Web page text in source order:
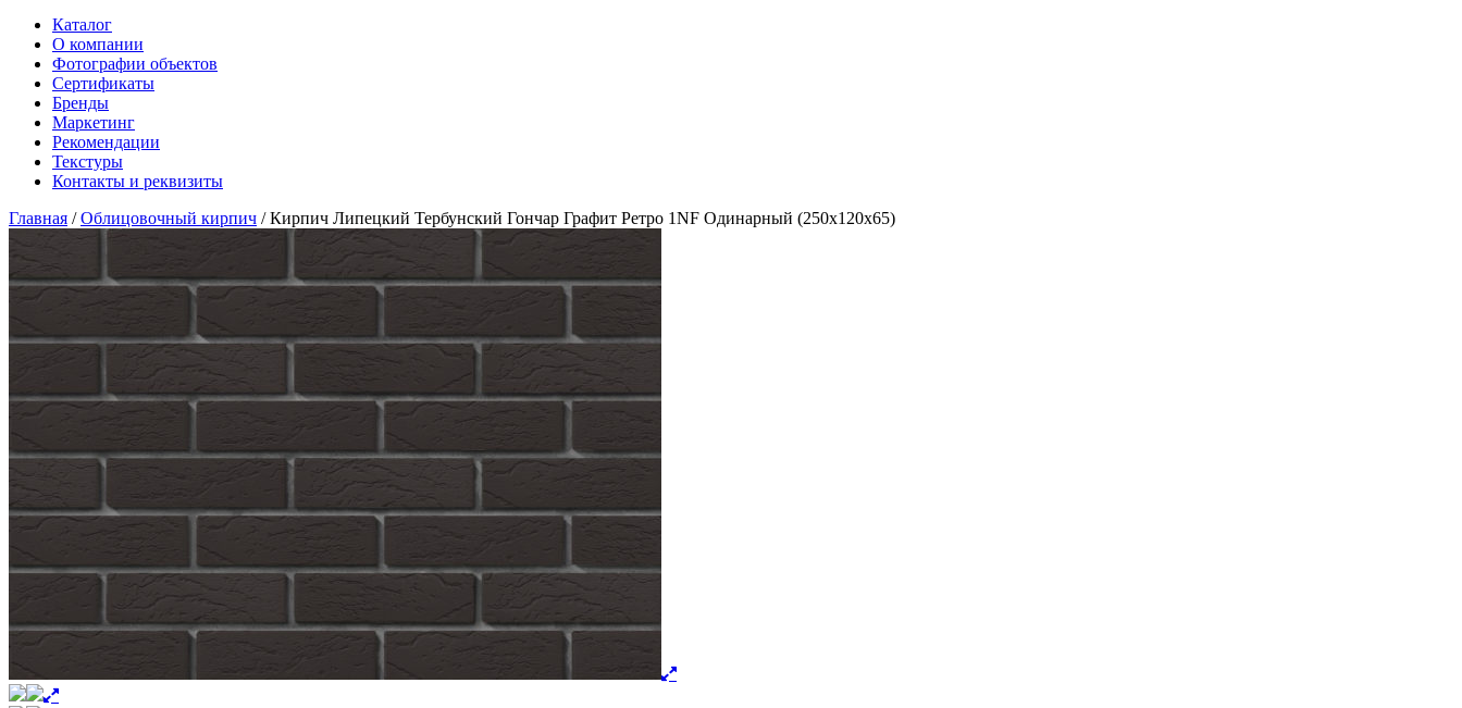
Каталог
О компании
Фотографии объектов
Сертификаты
Бренды
Маркетинг
Рекомендации
Текстуры
Контакты и реквизиты
Главная /Облицовочный кирпич / Кирпич Липецкий Тербунский Гончар Графит Ретро 1NF Одинарный (250х120х65)